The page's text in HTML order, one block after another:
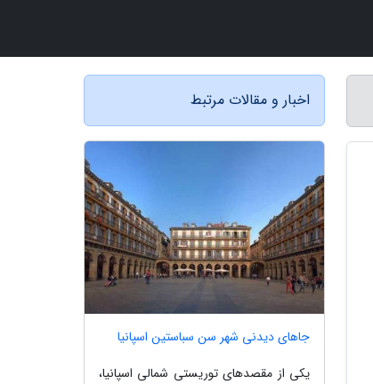
اخبار و مقالات مرتبط
جاهای دیدنی شهر سن سباستین اسپانیا
یکی از مقصدهای توریستی شمالی اسپانیا،